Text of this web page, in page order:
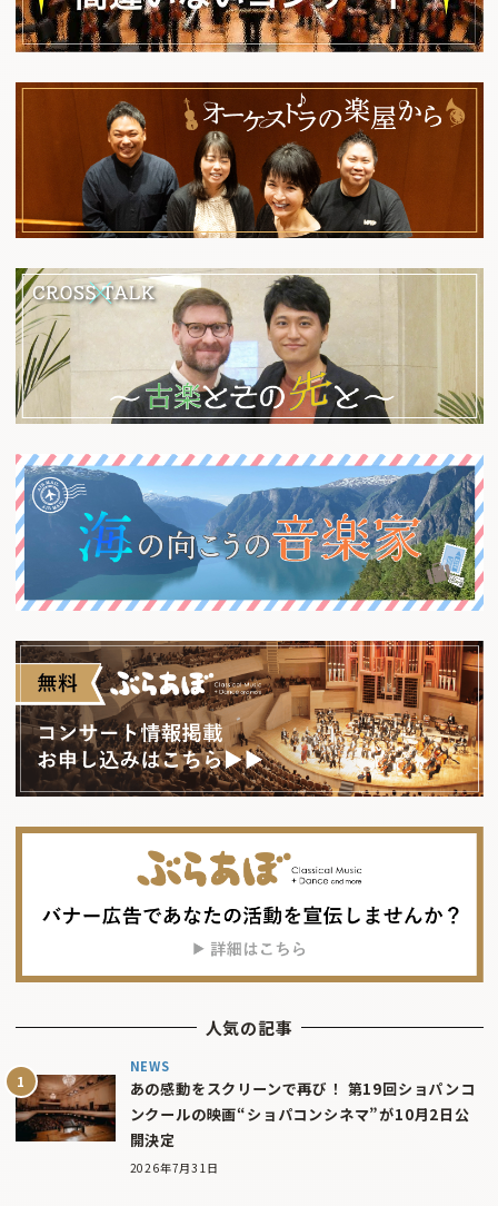
人気の記事
NEWS
あの感動をスクリーンで再び！ 第19回ショパンコ
ンクールの映画“ショパコンシネマ”が10月2日公
開決定
2026年7月31日